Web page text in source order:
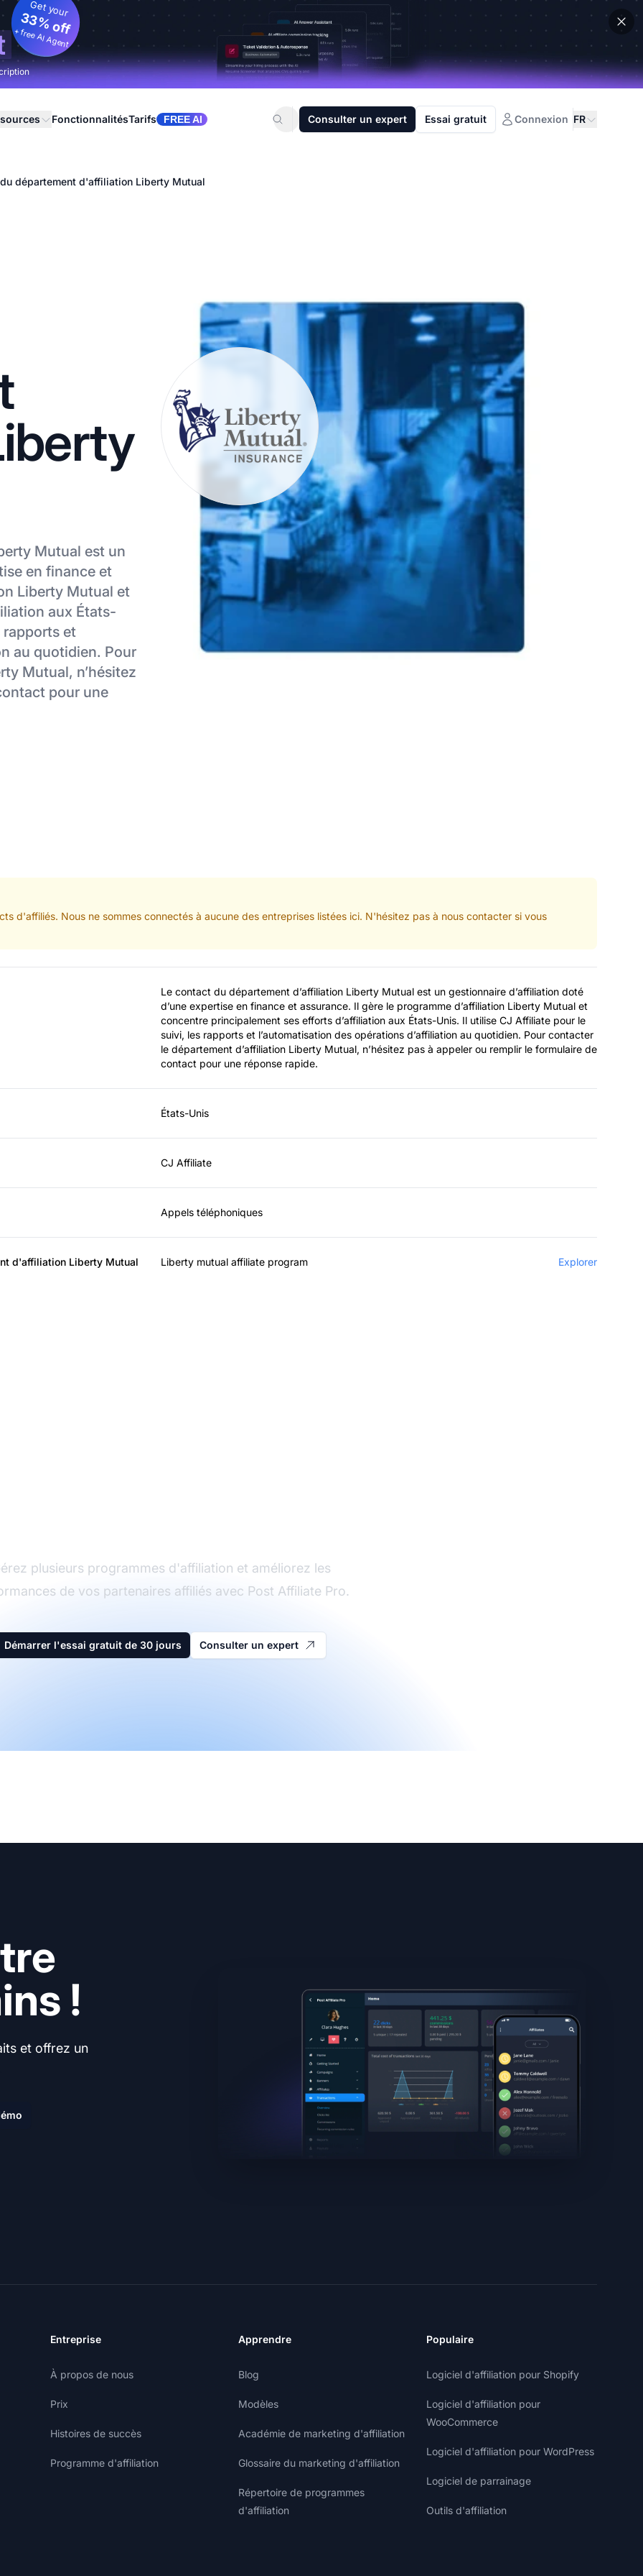
Get your
33% off
+ free AI Agent
FonctionnalitésTarifs FREE AI Consulter un expert Essai gratuit Connexion FR
département d'affiliation Liberty Mutual
Mutual est un
en finance et
Liberty Mutual et
aux États-
et
au quotidien. Pour
Mutual, n’hésitez
pour une
d'affiliés. Nous ne sommes connectés à aucune des entreprises listées ici. N'hésitez pas à nous contacter si vous
Le contact du département d’affiliation Liberty Mutual est un gestionnaire d’affiliation doté
d’une expertise en finance et assurance. Il gère le programme d’affiliation Liberty Mutual et
concentre principalement ses efforts d’affiliation aux États-Unis. Il utilise CJ Affiliate pour le
suivi, les rapports et l’automatisation des opérations d’affiliation au quotidien. Pour contacter
le département d’affiliation Liberty Mutual, n’hésitez pas à appeler ou remplir le formulaire de
contact pour une réponse rapide.
États-Unis
CJ Affiliate
Appels téléphoniques
d'affiliation Liberty Mutual Liberty mutual affiliate program Explorer
plusieurs programmes d'affiliation et améliorez les
de vos partenaires affiliés avec Post Affiliate Pro.
Démarrer l'essai gratuit de 30 jours Consulter un expert
!
et offrez un
Entreprise
À propos de nous
Prix
Histoires de succès
Programme d'affiliation
Apprendre
Blog
Modèles
Académie de marketing d'affiliation
Glossaire du marketing d'affiliation
Répertoire de programmes
d'affiliation
Populaire
Logiciel d'affiliation pour Shopify
Logiciel d'affiliation pour
WooCommerce
Logiciel d'affiliation pour WordPress
Logiciel de parrainage
Outils d'affiliation